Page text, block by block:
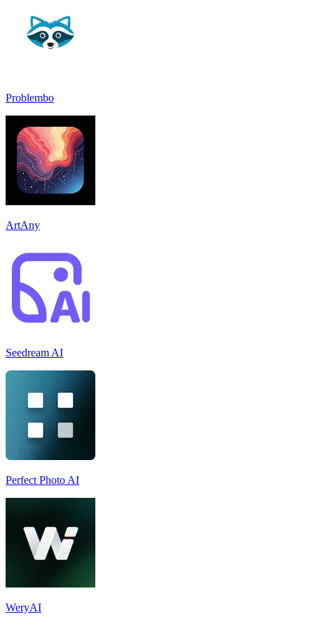
Problembo
ArtAny
Seedream AI
Perfect Photo AI
WeryAI